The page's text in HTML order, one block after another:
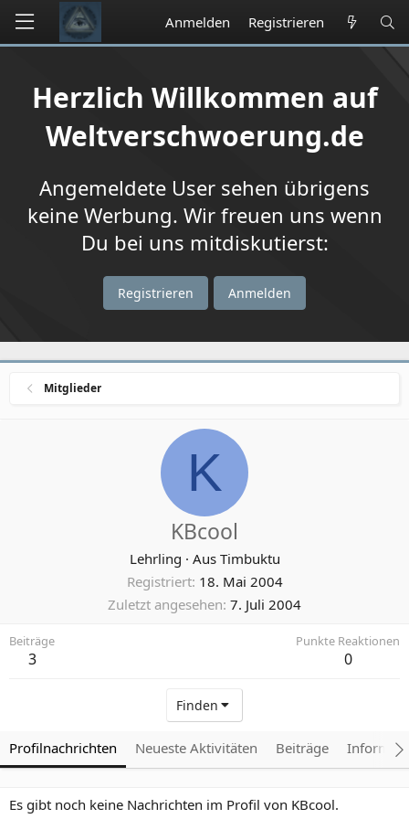
Anmelden Registrieren
Herzlich Willkommen auf
Weltverschwoerung.de
Angemeldete User sehen übrigens
keine Werbung. Wir freuen uns wenn
Du bei uns mitdiskutierst:
Registrieren Anmelden
Mitglieder
K
KBcool
Lehrling · Aus Timbuktu
Registriert 18. Mai 2004
Zuletzt angesehen 7. Juli 2004
Beiträge
3
Punkte Reaktionen
0
Finden
Profilnachrichten Neueste Aktivitäten Beiträge
Es gibt noch keine Nachrichten im Profil von KBcool.